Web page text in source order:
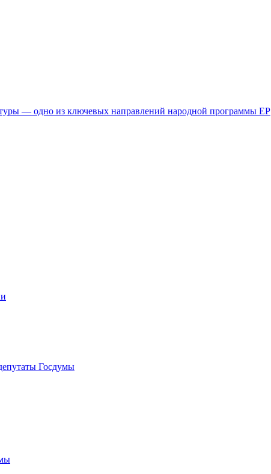
— одно из ключевых направлений народной программы ЕР
Госдумы